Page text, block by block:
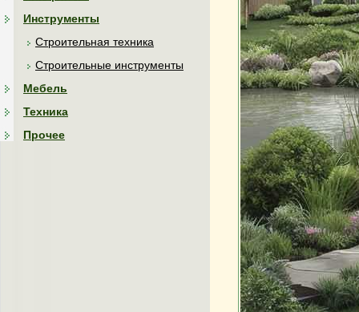
Инструменты
Строительная техника
Строительные инструменты
Мебель
Техника
Прочее